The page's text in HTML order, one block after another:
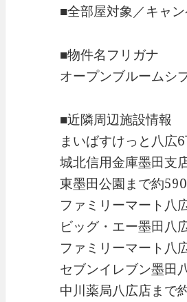
■全部屋対象／キャ
■物件名フリガナ
オープンブルームシ
■近隣周辺施設情報
まいばすけっと八広
城北信用金庫墨田支
東墨田公園まで約
ファミリーマート八
ビッグ・エー墨田八
ファミリーマート八
セブンイレブン墨田
中川薬局八広店まで